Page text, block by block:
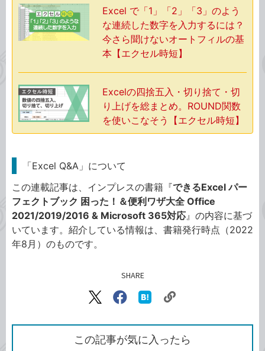
Excel で「1」「2」「3」のよう
な連続した数字を入力するには？
今さら聞けないオートフィルの基
本【エクセル時短】
Excelの四捨五入・切り捨て・切
り上げを総まとめ。ROUND関数
を使いこなそう【エクセル時短】
「Excel Q&A」について
この連載記事は、インプレスの書籍『できるExcel パー
フェクトブック 困った！＆便利ワザ大全 Office
2021/2019/2016 & Microsoft 365対応』の内容に基づ
いています。紹介している情報は、書籍発行時点（2022
年8月）のものです。
SHARE
X（旧
で
シ
ェ
Facebook
シ
ェ
ア
な
ブ
ッ
ク
を
コ
この記事が気に入ったら